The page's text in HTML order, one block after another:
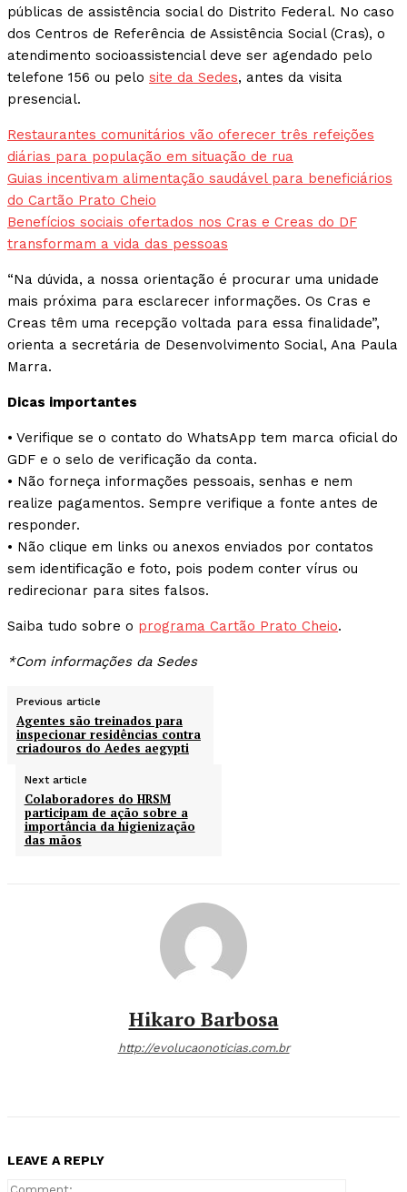
públicas de assistência social do Distrito Federal. No caso
dos Centros de Referência de Assistência Social (Cras), o
atendimento socioassistencial deve ser agendado pelo
telefone 156 ou pelo site da Sedes, antes da visita
presencial.
Restaurantes comunitários vão oferecer três refeições
diárias para população em situação de rua
Guias incentivam alimentação saudável para beneficiários
do Cartão Prato Cheio
Benefícios sociais ofertados nos Cras e Creas do DF
transformam a vida das pessoas
“Na dúvida, a nossa orientação é procurar uma unidade
mais próxima para esclarecer informações. Os Cras e
Creas têm uma recepção voltada para essa finalidade”,
orienta a secretária de Desenvolvimento Social, Ana Paula
Marra.
Dicas importantes
• Verifique se o contato do WhatsApp tem marca oficial do
GDF e o selo de verificação da conta.
• Não forneça informações pessoais, senhas e nem
realize pagamentos. Sempre verifique a fonte antes de
responder.
• Não clique em links ou anexos enviados por contatos
sem identificação e foto, pois podem conter vírus ou
redirecionar para sites falsos.
Saiba tudo sobre o programa Cartão Prato Cheio.
*Com informações da Sedes
Previous article
Agentes são treinados para
inspecionar residências contra
criadouros do Aedes aegypti
Next article
Colaboradores do HRSM
participam de ação sobre a
importância da higienização
das mãos
Hikaro Barbosa
http://evolucaonoticias.com.br
LEAVE A REPLY